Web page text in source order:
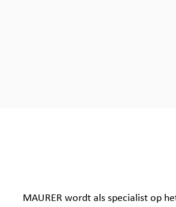
MAURER wordt als specialist op